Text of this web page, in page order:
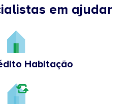
em ajudar
Habitação